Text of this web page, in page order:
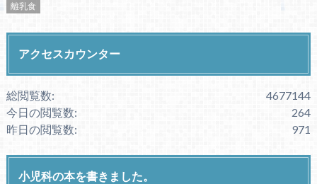
離乳食
アクセスカウンター
4677144
総閲覧数:
264
今日の閲覧数:
971
昨日の閲覧数:
小児科の本を書きました。